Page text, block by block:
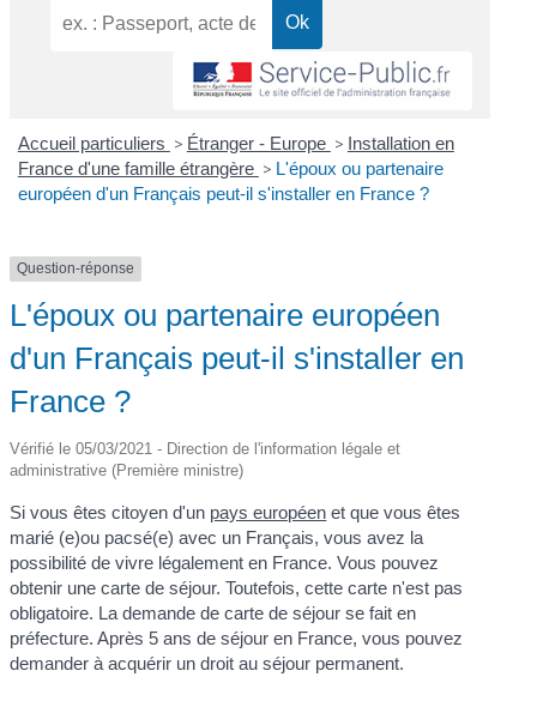
Accueil particuliers > Étranger - Europe > Installation en
France d'une famille étrangère > L'époux ou partenaire
européen d'un Français peut-il s'installer en France ?
Question-réponse
L'époux ou partenaire européen
d'un Français peut-il s'installer en
France ?
Vérifié le 05/03/2021 - Direction de l'information légale et
administrative (Première ministre)
Si vous êtes citoyen d'un pays européen et que vous êtes
marié (e)ou pacsé(e) avec un Français, vous avez la
possibilité de vivre légalement en France. Vous pouvez
obtenir une carte de séjour. Toutefois, cette carte n'est pas
obligatoire. La demande de carte de séjour se fait en
préfecture. Après 5 ans de séjour en France, vous pouvez
demander à acquérir un droit au séjour permanent.